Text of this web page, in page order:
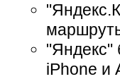
"Яндекс"
iPhone и